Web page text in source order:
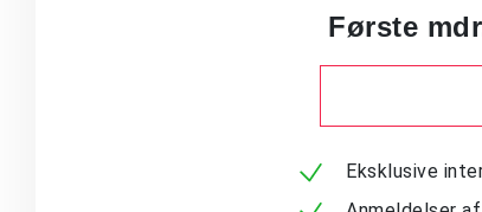
Første
Eksklusive